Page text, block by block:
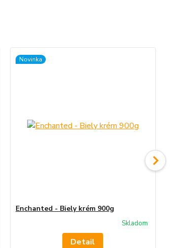
Novinka
Enchanted - Biely krém 900g
Skladom
Detail